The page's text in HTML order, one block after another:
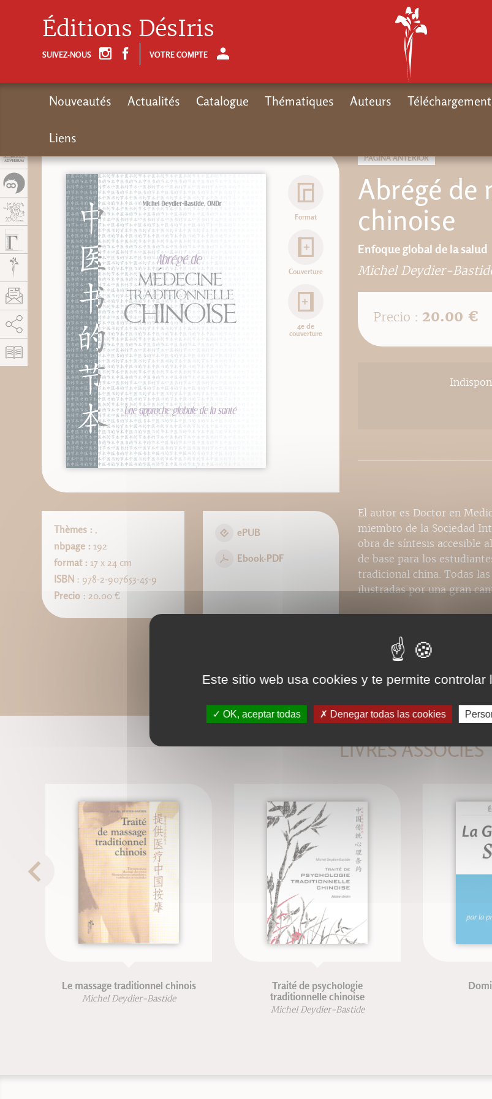
PÁGINA ANTERIOR
Abrégé de
chinoise
Enfoque global de la salud
Michel Deydier-
Format
Couverture
4e de
couverture
Thèmes : ,
nbpage : 192
format : 17 x 24 cm
ISBN : 978-2-907653-45-9
Precio: 20.00 €
ePUB
Ebook-PDF
Precio : 20.00 €
El autor es Doctor en
miembro de la Sociedad
obra de síntesis accesible
de base para los
tradicional china. Todas
ilustradas por una gran
LIVRES ASSOCIÉS
Le massage traditionnel chinois
Michel Deydier-Bastide
Traité de psychologie
traditionnelle chinoise
Michel Deydier-Bastide
Éditions DésIris
SUIVEZ-NOUS VOTRE COMPTE
Nouveautés Actualités Catalogue Thématiques Auteurs
Liens
AddThis está deshabilitado. Permitir
Este sitio web usa cookies y te permite controlar
OK, aceptar todas Denegar todas las cookies